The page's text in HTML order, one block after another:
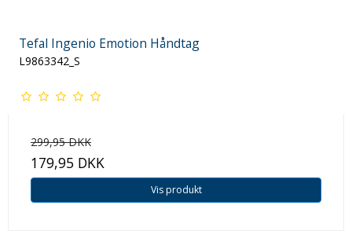
Tefal Ingenio Emotion Håndtag
L9863342_S
299,95 DKK
179,95 DKK
Vis produkt